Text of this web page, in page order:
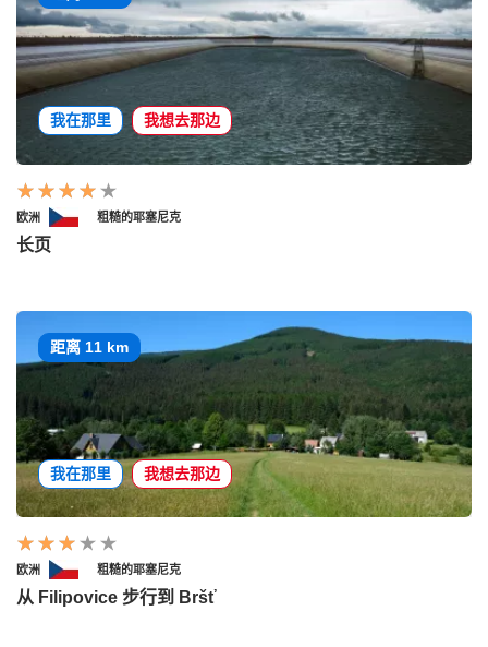
我在那里 我想去那边
欧洲 粗糙的耶塞尼克
长页
距离 11 km
我在那里 我想去那边
欧洲 粗糙的耶塞尼克
从 Filipovice 步行到 Bršť